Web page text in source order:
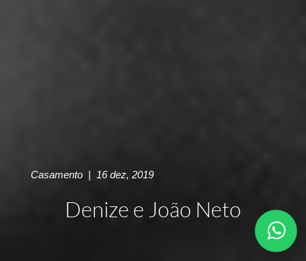
Casamento| 16 dez, 2019
Denize e João Neto